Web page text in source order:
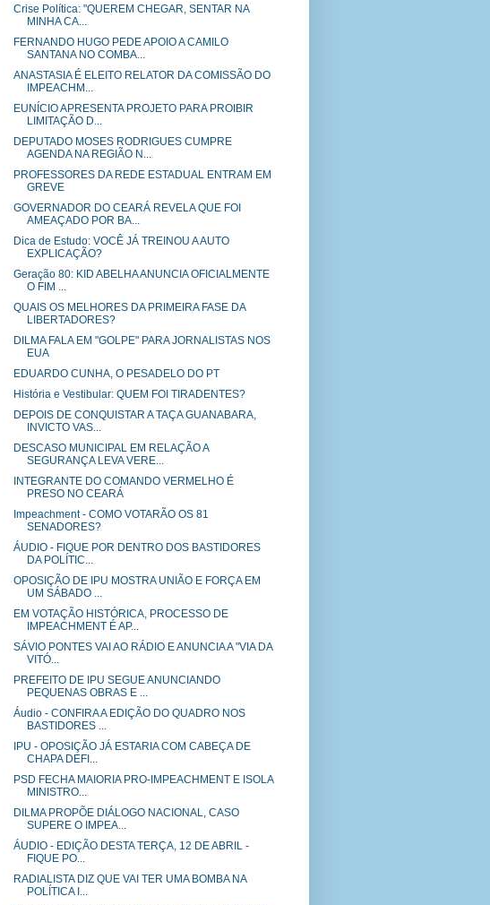
Crise Política: "QUEREM CHEGAR, SENTAR NA
MINHA CA...
FERNANDO HUGO PEDE APOIO A CAMILO
SANTANA NO COMBA...
ANASTASIA É ELEITO RELATOR DA COMISSÃO DO
IMPEACHM...
EUNÍCIO APRESENTA PROJETO PARA PROIBIR
LIMITAÇÃO D...
DEPUTADO MOSES RODRIGUES CUMPRE
AGENDA NA REGIÃO N...
PROFESSORES DA REDE ESTADUAL ENTRAM EM
GREVE
GOVERNADOR DO CEARÁ REVELA QUE FOI
AMEAÇADO POR BA...
Dica de Estudo: VOCÊ JÁ TREINOU A AUTO
EXPLICAÇÃO?
Geração 80: KID ABELHA ANUNCIA OFICIALMENTE
O FIM ...
QUAIS OS MELHORES DA PRIMEIRA FASE DA
LIBERTADORES?
DILMA FALA EM "GOLPE" PARA JORNALISTAS NOS
EUA
EDUARDO CUNHA, O PESADELO DO PT
História e Vestibular: QUEM FOI TIRADENTES?
DEPOIS DE CONQUISTAR A TAÇA GUANABARA,
INVICTO VAS...
DESCASO MUNICIPAL EM RELAÇÃO A
SEGURANÇA LEVA VERE...
INTEGRANTE DO COMANDO VERMELHO É
PRESO NO CEARÁ
Impeachment - COMO VOTARÃO OS 81
SENADORES?
ÁUDIO - FIQUE POR DENTRO DOS BASTIDORES
DA POLÍTIC...
OPOSIÇÃO DE IPU MOSTRA UNIÃO E FORÇA EM
UM SÁBADO ...
EM VOTAÇÃO HISTÓRICA, PROCESSO DE
IMPEACHMENT É AP...
SÁVIO PONTES VAI AO RÁDIO E ANUNCIA A "VIA DA
VITÓ...
PREFEITO DE IPU SEGUE ANUNCIANDO
PEQUENAS OBRAS E ...
Áudio - CONFIRA A EDIÇÃO DO QUADRO NOS
BASTIDORES ...
IPU - OPOSIÇÃO JÁ ESTARIA COM CABEÇA DE
CHAPA DEFI...
PSD FECHA MAIORIA PRO-IMPEACHMENT E ISOLA
MINISTRO...
DILMA PROPÕE DIÁLOGO NACIONAL, CASO
SUPERE O IMPEA...
ÁUDIO - EDIÇÃO DESTA TERÇA, 12 DE ABRIL -
FIQUE PO...
RADIALISTA DIZ QUE VAI TER UMA BOMBA NA
POLÍTICA I...